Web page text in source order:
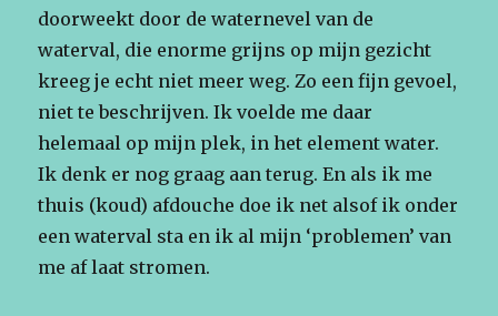
doorweekt door de waternevel van de
waterval, die enorme grijns op mijn gezicht
kreeg je echt niet meer weg. Zo een fijn gevoel,
niet te beschrijven. Ik voelde me daar
helemaal op mijn plek, in het element water.
Ik denk er nog graag aan terug. En als ik me
thuis (koud) afdouche doe ik net alsof ik onder
een waterval sta en ik al mijn ‘problemen’ van
me af laat stromen.